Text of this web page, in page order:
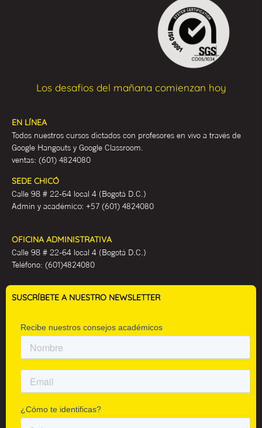
Los desafios del mañana comienzan hoy
EN LÍNEA
Todos nuestros cursos dictados con profesores en vivo a través de
Google Hangouts y Google Classroom.
ventas: (601) 4824080
SEDE CHICÓ
Calle 98 # 22-64 local 4 (Bogotá D.C.)
Admin y académico: +57 (601) 4824080
OFICINA ADMINISTRATIVA
Calle 98 # 22-64 local 4 (Bogotá D.C.)
Teléfono: (601)4824080
SUSCRÍBETE A NUESTRO NEWSLETTER